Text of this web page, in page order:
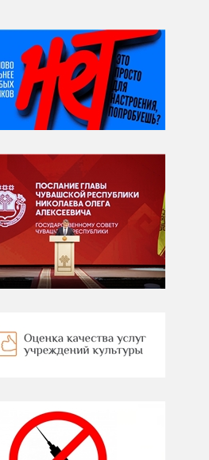
ДНЯ БЕЗ ДАТЫ...
августа
Яковлевич